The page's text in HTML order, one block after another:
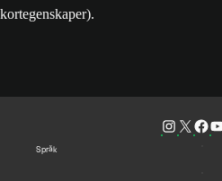
kortegenskaper).
Språk